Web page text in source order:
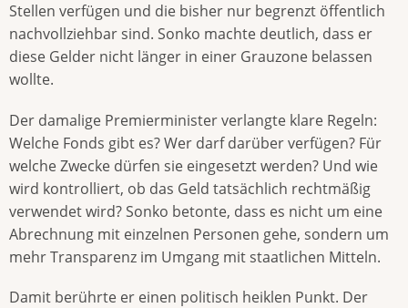
Stellen verfügen und die bisher nur begrenzt öffentlich
nachvollziehbar sind. Sonko machte deutlich, dass er
diese Gelder nicht länger in einer Grauzone belassen
wollte.
Der damalige Premierminister verlangte klare Regeln:
Welche Fonds gibt es? Wer darf darüber verfügen? Für
welche Zwecke dürfen sie eingesetzt werden? Und wie
wird kontrolliert, ob das Geld tatsächlich rechtmäßig
verwendet wird? Sonko betonte, dass es nicht um eine
Abrechnung mit einzelnen Personen gehe, sondern um
mehr Transparenz im Umgang mit staatlichen Mitteln.
Damit berührte er einen politisch heiklen Punkt. Der